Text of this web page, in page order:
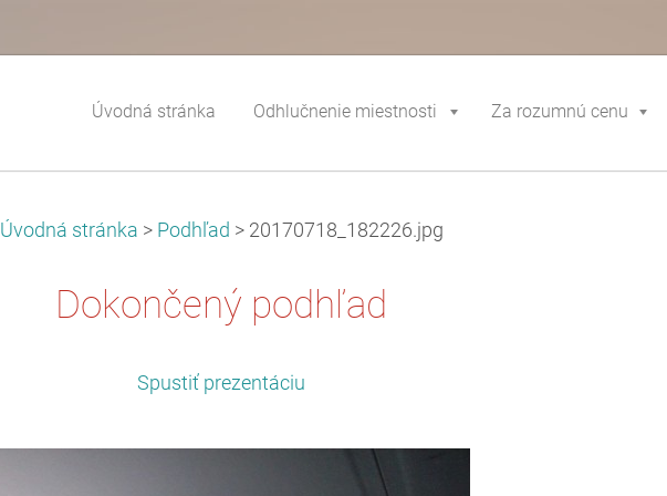
Úvodná stránka Odhlučnenie miestnosti Za rozumnú cenu
Úvodná stránka > Podhľad > 20170718_182226.jpg
Dokončený podhľad
Spustiť prezentáciu